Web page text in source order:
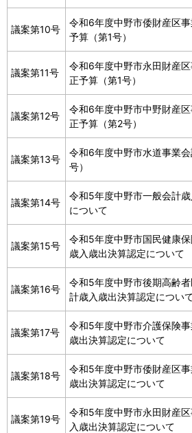
議案第10号
令和6年度中野市倭財産区
予算（第1号）
議案第11号
令和6年度中野市永田財産
正予算（第1号）
議案第12号
令和6年度中野市中野財産
正予算（第2号）
議案第13号
令和6年度中野市水道事業
号）
議案第14号
令和5年度中野市一般会計
について
議案第15号
令和5年度中野市国民健康
歳入歳出決算認定について
議案第16号
令和5年度中野市後期高齢
計歳入歳出決算認定につい
議案第17号
令和5年度中野市介護保険
歳出決算認定について
議案第18号
令和5年度中野市倭財産区
歳出決算認定について
議案第19号
令和5年度中野市永田財産
入歳出決算認定について